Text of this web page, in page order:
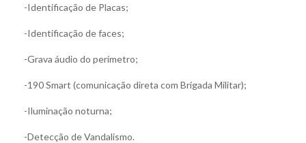
-Identificação de Placas;
-Identificação de faces;
-Grava áudio do perímetro;
-190 Smart (comunicação direta com Brigada Militar);
-Iluminação noturna;
-Detecção de Vandalismo.